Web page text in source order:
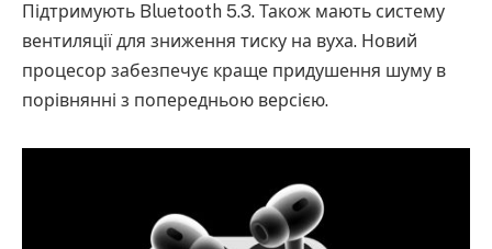
Підтримують Bluetooth 5.3. Також мають систему
вентиляції для зниження тиску на вуха. Новий
процесор забезпечує краще придушення шуму в
порівнянні з попередньою версією.